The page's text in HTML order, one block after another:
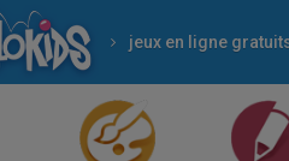
jeux en ligne